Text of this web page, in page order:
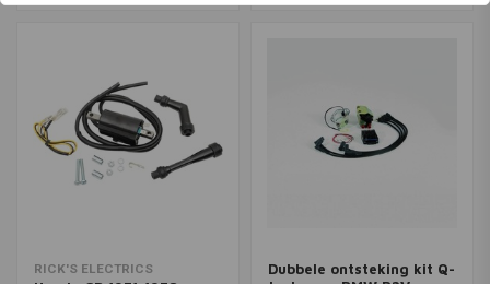
RICK'S ELECTRICS
Dubbele ontsteking kit Q-